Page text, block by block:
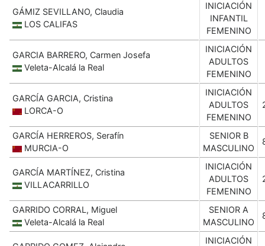
GÁMIZ SEVILLANO, Claudia
LOS CALIFAS
INICIACIÓN
INFANTIL
FEMENINO
GARCIA BARRERO, Carmen Josefa
Veleta-Alcalá la Real
INICIACIÓN
ADULTOS
FEMENINO
GARCÍA GARCIA, Cristina
LORCA-O
INICIACIÓN
ADULTOS
FEMENINO
GARCÍA HERREROS, Serafín
MURCIA-O
SENIOR B
MASCULINO
GARCÍA MARTÍNEZ, Cristina
VILLACARRILLO
INICIACIÓN
ADULTOS
FEMENINO
GARRIDO CORRAL, Miguel
Veleta-Alcalá la Real
SENIOR A
MASCULINO
INICIACIÓN